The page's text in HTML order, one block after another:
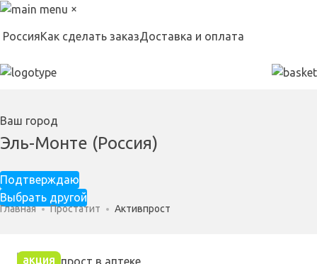
×
РоссияКак сделать заказДоставка и оплата
Ваш город
Эль-Монте (Россия)
Подтверждаю
Выбрать другой
Главная Простатит Активпрост
акция